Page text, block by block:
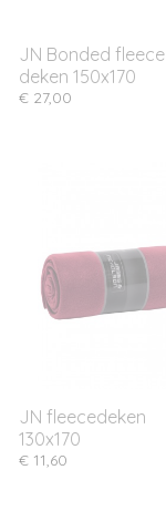
JN Bonded fleece
deken 150x170
€ 27,00
JN fleecedeken
130x170
€ 11,60